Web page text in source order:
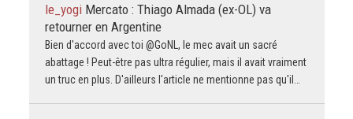
le_yogi Mercato : Thiago Almada (ex-OL) va
retourner en Argentine
Bien d'accord avec toi @GoNL, le mec avait un sacré
abattage ! Peut-être pas ultra régulier, mais il avait vraiment
un truc en plus. D'ailleurs l'article ne mentionne pas qu'il…